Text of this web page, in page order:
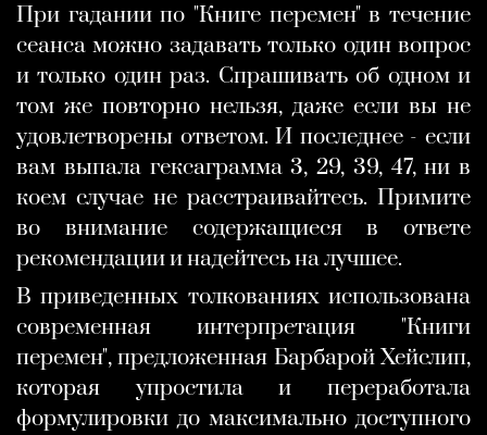
При гадании по "Книге перемен" в течение
сеанса можно задавать только один вопрос
и только один раз. Спрашивать об одном и
том же повторно нельзя, даже если вы не
удовлетворены ответом. И последнее - если
вам выпала гексаграмма 3, 29, 39, 47, ни в
коем случае не расстраивайтесь. Примите
во внимание содержащиеся в ответе
рекомендации и надейтесь на лучшее.
В приведенных толкованиях использована
современная интерпретация "Книги
перемен", предложенная Барбарой Хейслип,
которая упростила и переработала
формулировки до максимально доступного